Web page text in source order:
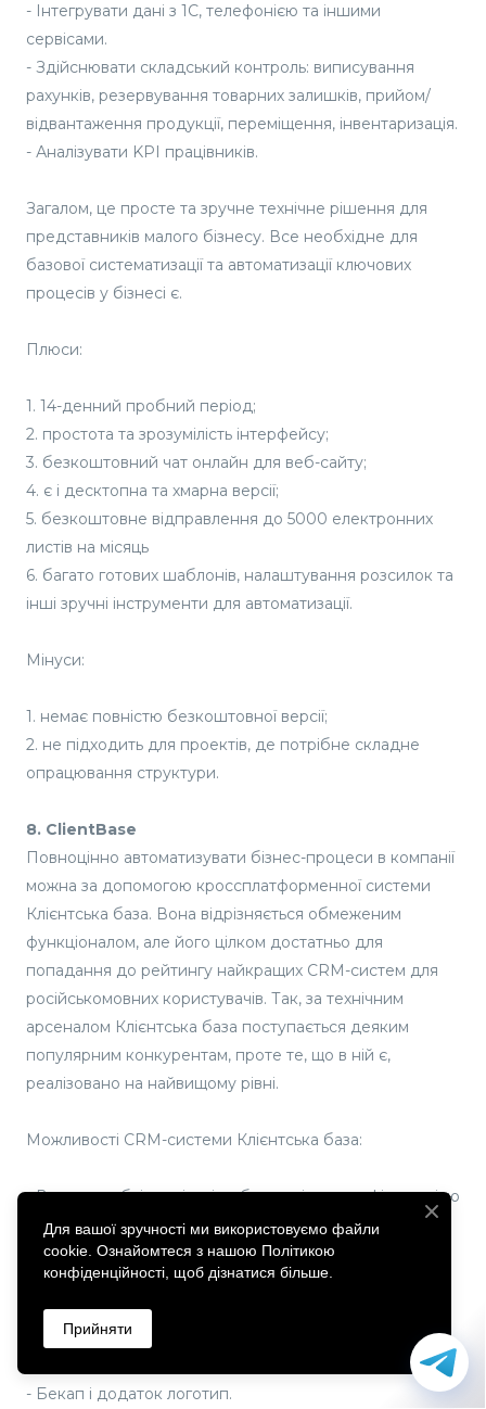
- Інтегрувати дані з 1С, телефонією та іншими
сервісами.
- Здійснювати складський контроль: виписування
рахунків, резервування товарних залишків, прийом/
відвантаження продукції, переміщення, інвентаризація.
- Аналізувати KPI працівників.
Загалом, це просте та зручне технічне рішення для
представників малого бізнесу. Все необхідне для
базової систематизації та автоматизації ключових
процесів у бізнесі є.
Плюси:
1. 14-денний пробний період;
2. простота та зрозумілість інтерфейсу;
3. безкоштовний чат онлайн для веб-сайту;
4. є і десктопна та хмарна версії;
5. безкоштовне відправлення до 5000 електронних
листів на місяць
6. багато готових шаблонів, налаштування розсилок та
інші зручні інструменти для автоматизації.
Мінуси:
1. немає повністю безкоштовної версії;
2. не підходить для проектів, де потрібне складне
опрацювання структури.
8. ClientBase
Повноцінно автоматизувати бізнес-процеси в компанії
можна за допомогою кроссплатформенної системи
Клієнтська база. Вона відрізняється обмеженим
функціоналом, але його цілком достатньо для
попадання до рейтингу найкращих CRM-систем для
російськомовних користувачів. Так, за технічним
арсеналом Клієнтська база поступається деяким
популярним конкурентам, проте те, що в ній є,
реалізовано на найвищому рівні.
Можливості CRM-системи Клієнтська база:
- Ведення обліку клієнтів з багаторівневою фільтрацією
сегментів.
- Підключення IP-телефонії.
- Надсилання масових електронних розсилок.
- Створення нагадувань, ведення календаря подій.
- Імпортувати або експортувати дані.
- Бекап і додаток логотип.
Для вашої зручності ми використовуємо файли
cookie. Ознайомтеся з нашою Політикою
конфіденційності, щоб дізнатися більше.
Прийняти